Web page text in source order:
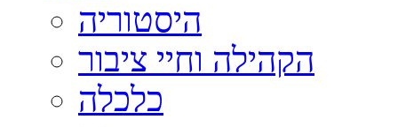
היסטוריה
הקהילה וחיי ציבור
כלכלה